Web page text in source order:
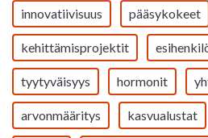
innovatiivisuus pääsykokeet
kehittämisprojektit
tyytyväisyys hormonit
arvonmääritys kasvualustat